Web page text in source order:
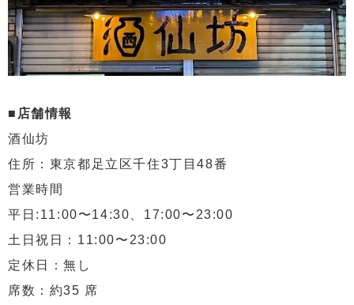
■店舗情報
酒仙坊
住所：東京都足立区千住3丁目48番
営業時間
平日:11:00〜14:30、17:00〜23:00
土日祝日：11:00〜23:00
定休日：無し
席数：約35 席